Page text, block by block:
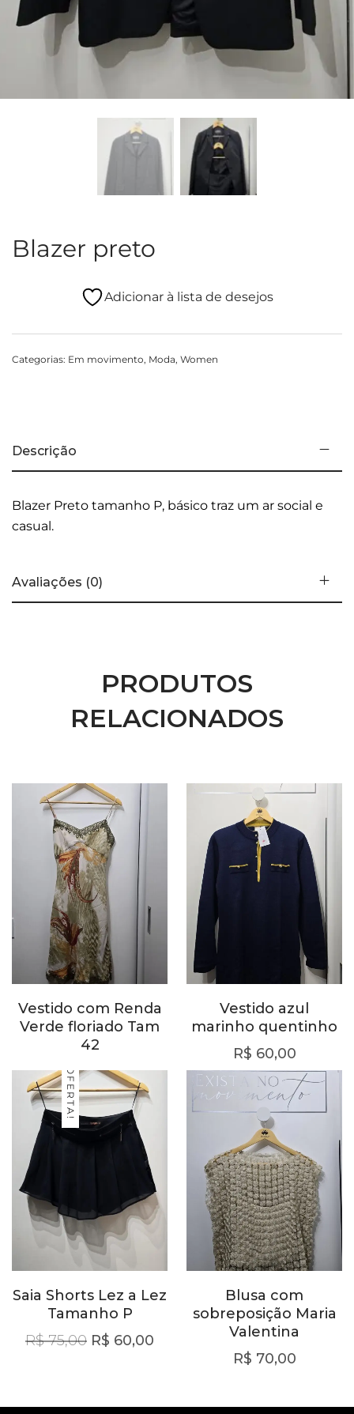
Blazer preto
Adicionar à lista de desejos
Categorias: Em movimento, Moda, Women
Descrição
Blazer Preto tamanho P, básico traz um ar social e
casual.
Avaliações (0)
PRODUTOS
RELACIONADOS
Vestido com Renda
Verde floriado Tam
42
Vestido azul
marinho quentinho
R$ 60,00
OFERTA!
Saia Shorts Lez a Lez
Tamanho P
R$75,00 O preço original era: R$ 75,00.
R$ 60,00 O preço atual é: R$ 60,00.
Blusa com
sobreposição Maria
Valentina
R$ 70,00